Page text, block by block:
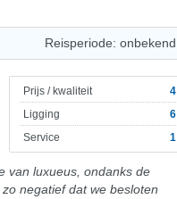
Reisperiode: onbekend
Prijs / kwaliteit
4
Ligging
6
Service
1
van luxueus, ondanks de
negatief dat we besloten